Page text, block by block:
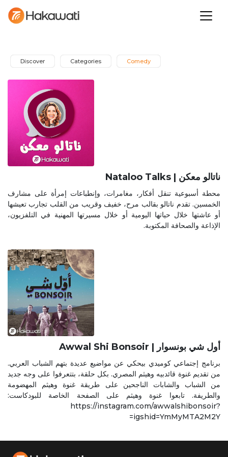
Discover Categories Comedy
Nataloo Talks | ناتالو معكن
محطة أسبوعية تنقل أفكار، مغامرات، وإنطباعات إمرأة على مشارف
الخمسين. تقدم ناتالو بقالب مرح، خفيف وقريب من القلب تجارب تعيشها
أو عاشتها خلال حياتها اليومية أو خلال مسيرتها المهنية في التلفزيون،
الإذاعة والصحافة المكتوبة.
Awwal Shi Bonsoir | أول شي بونسوار
برنامج إجتماعي كوميدي بيحكي عن مواضيع عديدة بتهم الشباب العربي.
من تقديم غنوة قائدبيه وهيثم المصري. بكل حلقة، بتتعرفوا على وجه جديد
من الشباب والشابات الناجحين على طريقة غنوة وهيثم المهضومة
والطريفة. تابعوا غنوة وهيثم على الصفحة الخاصة للبودكاست:
https://instagram.com/awwalshibonsoir?
igshid=YmMyMTA2M2Y=